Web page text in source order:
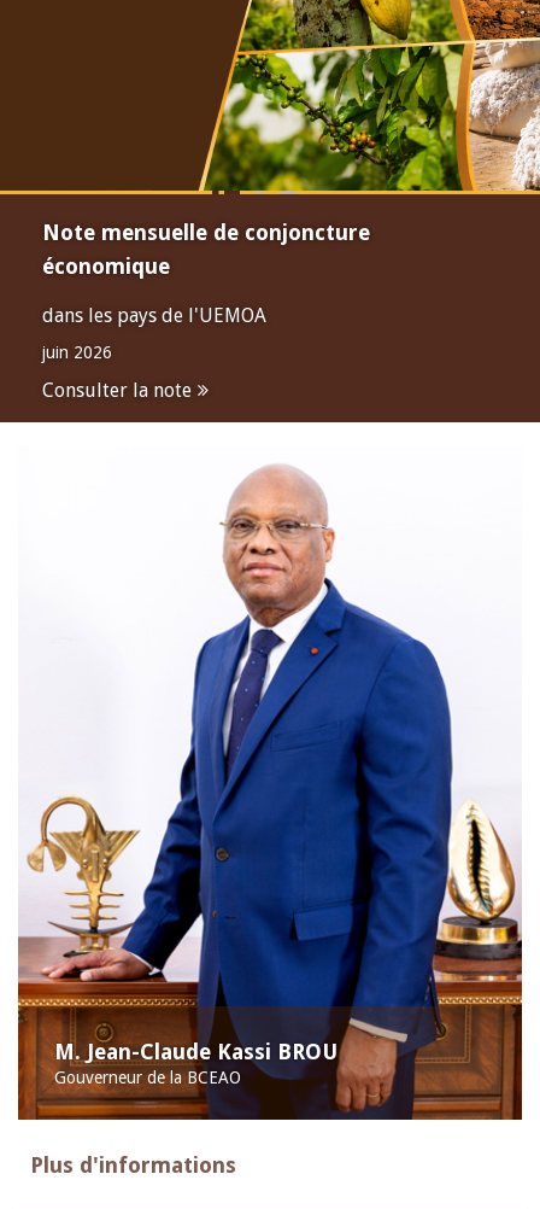
Note mensuelle de conjoncture
économique
dans les pays de l'UEMOA
juin 2026
Consulter la note
M. Jean-Claude Kassi BROU
Gouverneur de la BCEAO
Plus d'informations